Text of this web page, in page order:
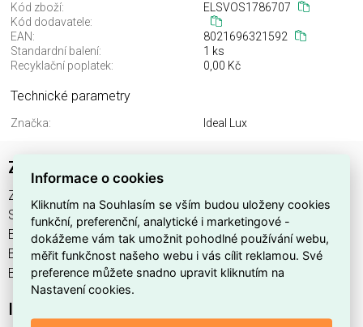
Kód zboží:
ELSVOS1786707
Kód dodavatele:
EAN:
8021696321592
Standardní balení:
1 ks
Recyklační poplatek:
0,00 Kč
Technické parametry
Značka: Ideal Lux
ZIGGY PL D100 BIANCO
ZIGGY PL D100 BIANCO najdete v kategoriích Svítidla,
Svítidla, světelné zdroje a LED osvětlení, výrobce Ideal Lux,
EAN 8021696321592, kód dodavatele . ZIGGY PL D100
BIANCO nabízíme od 1 ks. Kód EMAS ZIGGY PL D100
BIANCO je ELSVOS1786707.
Interní název produktu
Informace o cookies
Kliknutím na Souhlasím se vším budou uloženy cookies
funkční, preferenční, analytické i marketingové -
dokážeme vám tak umožnit pohodlné používání webu,
měřit funkčnost našeho webu i vás cílit reklamou. Své
preference můžete snadno upravit kliknutím na
Nastavení cookies.